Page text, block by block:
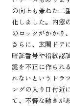
の向上も兼ねた二
化しました。内窓
のロックがかかり
さらに、玄関ドア
暗証番号や指紋認
鍵を不正に作られ
れないというトラ
ングの入り口付近
て、不審な動きが